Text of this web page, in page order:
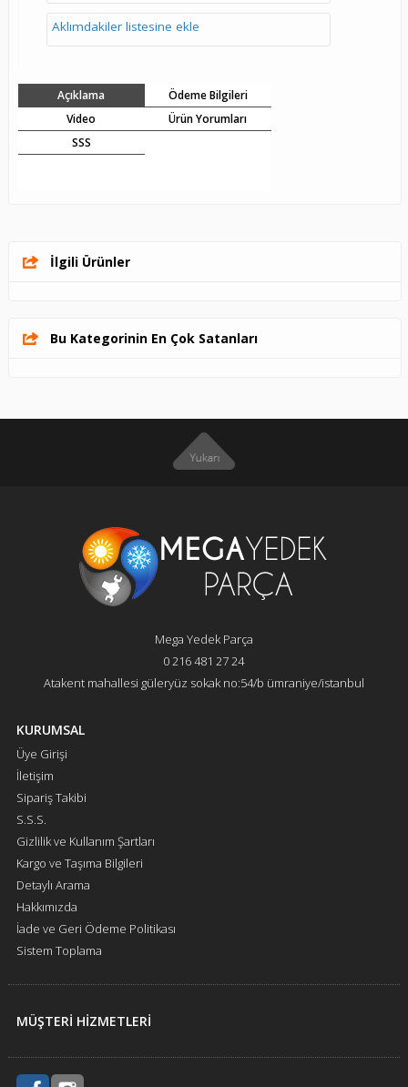
Aklımdakiler listesine ekle
Açıklama
Ödeme Bilgileri
Video
Ürün Yorumları
SSS
İlgili Ürünler
Bu Kategorinin En Çok Satanları
Mega Yedek Parça
0 216 481 27 24
Atakent mahallesi güleryüz sokak no:54/b ümraniye/istanbul
KURUMSAL
Üye Girişi
İletişim
Sipariş Takibi
S.S.S.
Gizlilik ve Kullanım Şartları
Kargo ve Taşıma Bilgileri
Detaylı Arama
Hakkımızda
İade ve Geri Ödeme Politikası
Sistem Toplama
MÜŞTERİ HİZMETLERİ